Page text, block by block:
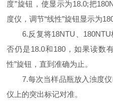
度”旋钮，使显示为18.0;把
度仪，调节“线性”旋钮显示为180
6.反复将18NTU、180NTU
否仍是18.0和180，如果读数
性”旋钮，直到准确为止。
7.每次当样品瓶放入浊度仪
仪上的突出标记对准。